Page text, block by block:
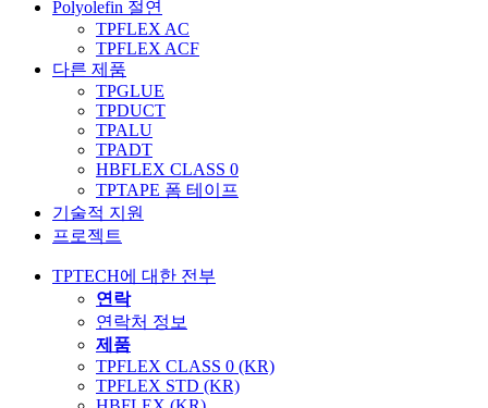
Polyolefin 절연
TPFLEX AC
TPFLEX ACF
다른 제품
TPGLUE
TPDUCT
TPALU
TPADT
HBFLEX CLASS 0
TPTAPE 폼 테이프
기술적 지원
프로젝트
TPTECH에 대한 전부
연락
연락처 정보
제품
TPFLEX CLASS 0 (KR)
TPFLEX STD (KR)